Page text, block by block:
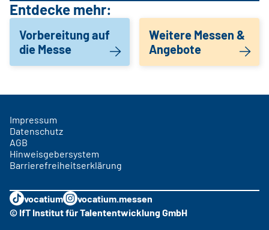
Entdecke mehr:
Vorbereitung auf
die Messe
Weitere Messen &
Angebote
Impressum
Datenschutz
AGB
Hinweisgebersystem
Barrierefreiheitserklärung
vocatium
vocatium.messen
© IfT Institut für Talententwicklung GmbH